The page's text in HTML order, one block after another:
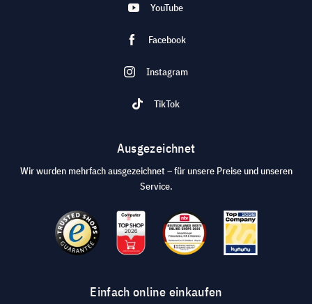
YouTube
Facebook
Instagram
TikTok
Ausgezeichnet
Wir wurden mehrfach ausgezeichnet – für unsere Preise und unseren
Service.
Einfach online einkaufen